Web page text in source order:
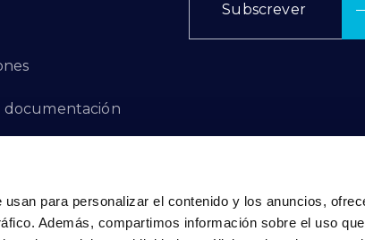
para personalizar el contenido y los anuncios,
Además, compartimos información sobre el uso
documentación
Subscrever